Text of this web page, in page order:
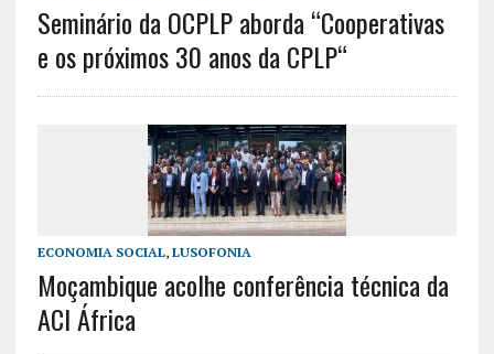
Seminário da OCPLP aborda “Cooperativas
e os próximos 30 anos da CPLP“
ECONOMIA SOCIAL, LUSOFONIA
Moçambique acolhe conferência técnica da
ACI África